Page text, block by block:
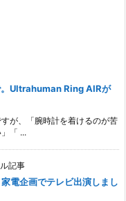
。Ultrahuman Ring AIRが
が、「腕時計を着けるのが苦
「 ...
記事
電企画でテレビ出演しまし